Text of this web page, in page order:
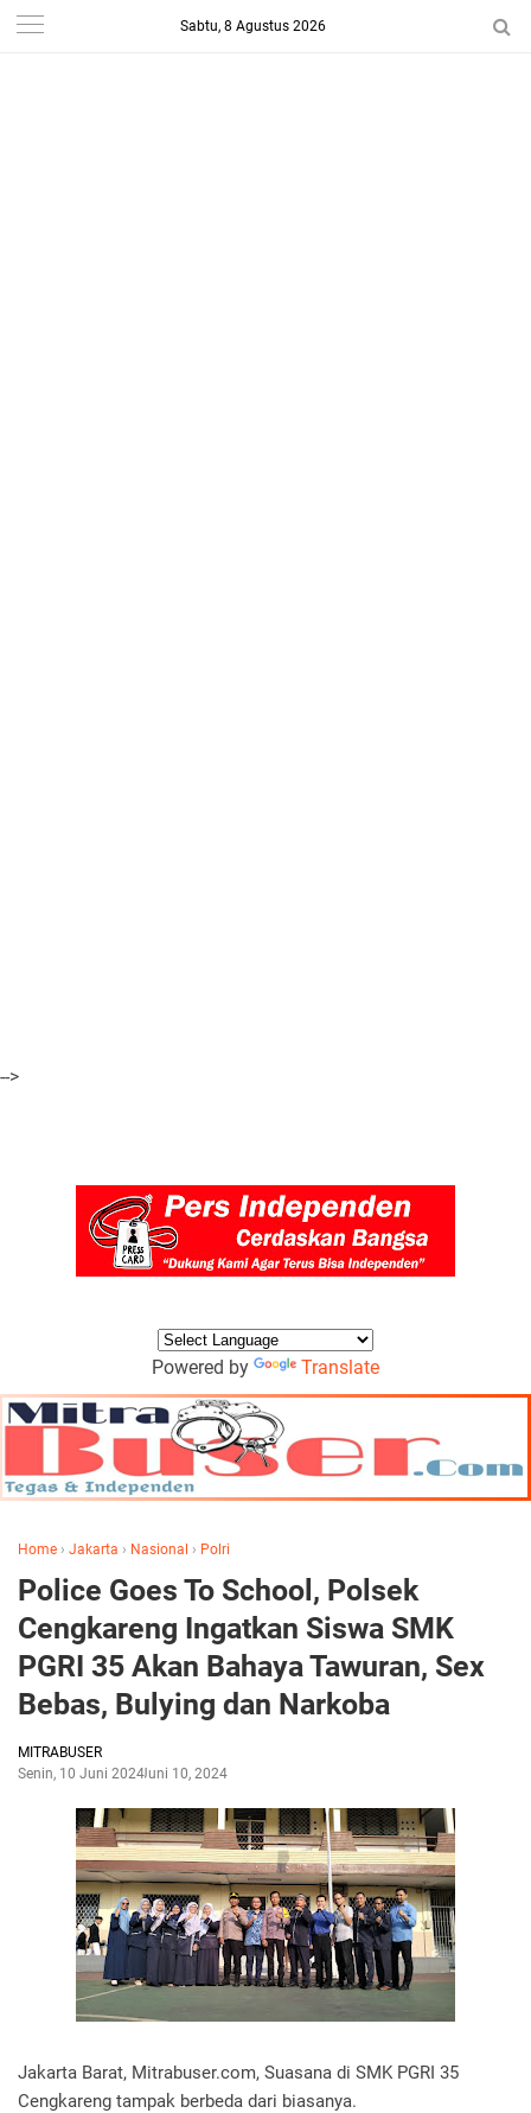
-->
Sabtu, 8 Agustus 2026
Powered by Translate
Home › Jakarta › Nasional › Polri
Police Goes To School, Polsek
Cengkareng Ingatkan Siswa SMK
PGRI 35 Akan Bahaya Tawuran, Sex
Bebas, Bulying dan Narkoba
MITRABUSER
Senin, 10 Juni 2024Juni 10, 2024
Jakarta Barat, Mitrabuser.com, Suasana di SMK PGRI 35
Cengkareng tampak berbeda dari biasanya.